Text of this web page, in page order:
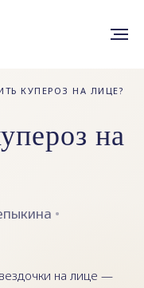
КУПЕРОЗ НА ЛИЦЕ?
на
•
на лице —